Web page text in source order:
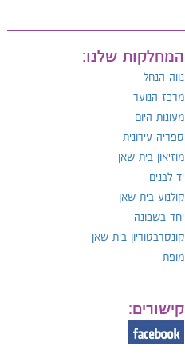
המחלקות שלנו:
נווה הנחל
מרכז הנוער
מעונות היום
ספריה עירונית
מוזיאון בית שאן
יד לבנים
קולנוע בית שאן
יחד בשכונה
קונסרבטוריון בית שאן
מופת
קישורים: